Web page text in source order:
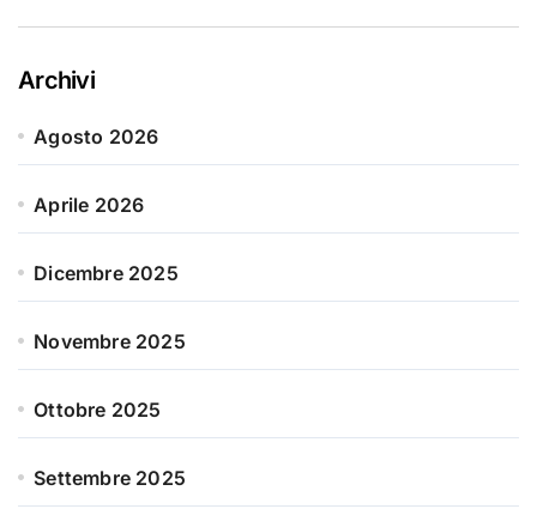
Archivi
Agosto 2026
Aprile 2026
Dicembre 2025
Novembre 2025
Ottobre 2025
Settembre 2025